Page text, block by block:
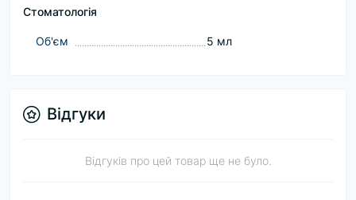
Стоматологія
Об'єм 5 мл
Відгуки
Відгуків про цей товар ще не було.